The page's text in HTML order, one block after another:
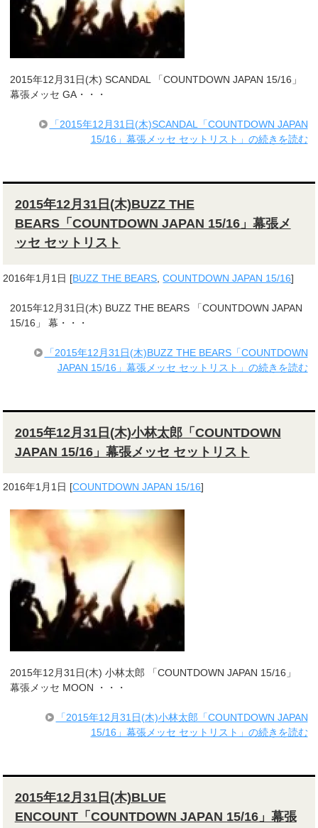
2015年12月31日(木) SCANDAL 「COUNTDOWN JAPAN 15/16」
幕張メッセ GA・・・
「2015年12月31日(木)SCANDAL「COUNTDOWN JAPAN
15/16」幕張メッセ セットリスト」の続きを読む
2015年12月31日(木)BUZZ THE
BEARS「COUNTDOWN JAPAN 15/16」幕張メ
ッセ セットリスト
2016年1月1日 [BUZZ THE BEARS ,COUNTDOWN JAPAN 15/16]
2015年12月31日(木) BUZZ THE BEARS 「COUNTDOWN JAPAN
15/16」 幕・・・
「2015年12月31日(木)BUZZ THE BEARS「COUNTDOWN
JAPAN 15/16」幕張メッセ セットリスト」の続きを読む
2015年12月31日(木)小林太郎「COUNTDOWN
JAPAN 15/16」幕張メッセ セットリスト
2016年1月1日 [COUNTDOWN JAPAN 15/16]
2015年12月31日(木) 小林太郎 「COUNTDOWN JAPAN 15/16」
幕張メッセ MOON ・・・
「2015年12月31日(木)小林太郎「COUNTDOWN JAPAN
15/16」幕張メッセ セットリスト」の続きを読む
2015年12月31日(木)BLUE
ENCOUNT「COUNTDOWN JAPAN 15/16」幕張